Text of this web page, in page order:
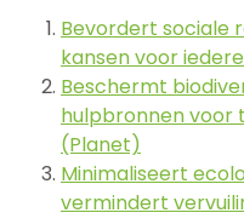
Bevordert sociale
kansen voor
Beschermt
hulpbronnen voor
(Planet)
Minimaliseert
vermindert